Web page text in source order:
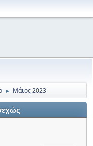
► Μάιος 2023